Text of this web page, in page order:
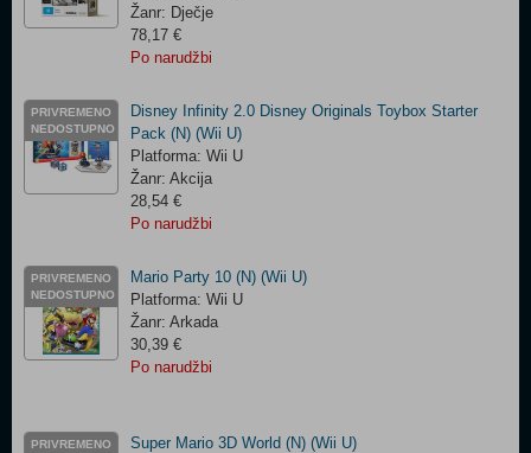
Žanr: Dječje
78,17 €
Po narudžbi
PRIVREMENO
NEDOSTUPNO
Disney Infinity 2.0 Disney Originals Toybox Starter
Pack (N) (Wii U)
Platforma: Wii U
Žanr: Akcija
28,54 €
Po narudžbi
PRIVREMENO
NEDOSTUPNO
Mario Party 10 (N) (Wii U)
Platforma: Wii U
Žanr: Arkada
30,39 €
Po narudžbi
PRIVREMENO
Super Mario 3D World (N) (Wii U)